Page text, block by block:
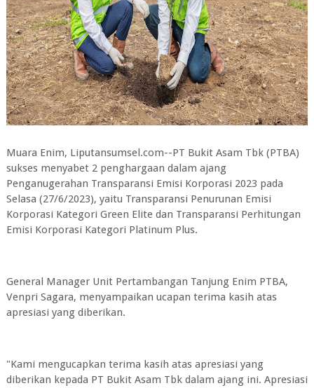
Muara Enim, Liputansumsel.com--PT Bukit Asam Tbk (PTBA)
sukses menyabet 2 penghargaan dalam ajang
Penganugerahan Transparansi Emisi Korporasi 2023 pada
Selasa (27/6/2023), yaitu Transparansi Penurunan Emisi
Korporasi Kategori Green Elite dan Transparansi Perhitungan
Emisi Korporasi Kategori Platinum Plus.
General Manager Unit Pertambangan Tanjung Enim PTBA,
Venpri Sagara, menyampaikan ucapan terima kasih atas
apresiasi yang diberikan.
"Kami mengucapkan terima kasih atas apresiasi yang
diberikan kepada PT Bukit Asam Tbk dalam ajang ini. Apresiasi